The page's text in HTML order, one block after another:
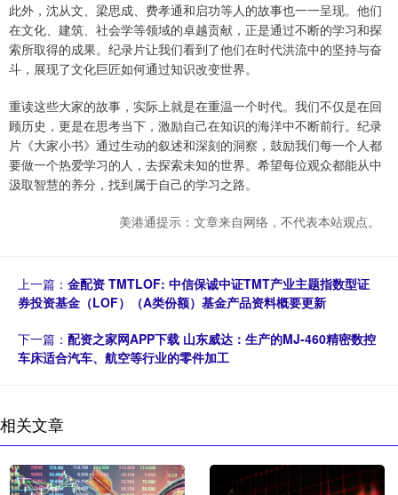
此外，沈从文、梁思成、费孝通和启功等人的故事也一一呈现。他们
在文化、建筑、社会学等领域的卓越贡献，正是通过不断的学习和探
索所取得的成果。纪录片让我们看到了他们在时代洪流中的坚持与奋
斗，展现了文化巨匠如何通过知识改变世界。
重读这些大家的故事，实际上就是在重温一个时代。我们不仅是在回
顾历史，更是在思考当下，激励自己在知识的海洋中不断前行。纪录
片《大家小书》通过生动的叙述和深刻的洞察，鼓励我们每一个人都
要做一个热爱学习的人，去探索未知的世界。希望每位观众都能从中
汲取智慧的养分，找到属于自己的学习之路。
美港通提示：文章来自网络，不代表本站观点。
上一篇： 金配资 TMTLOF: 中信保诚中证TMT产业主题指数型证
券投资基金（LOF）（A类份额）基金产品资料概要更新
下一篇： 配资之家网APP下载 山东威达：生产的MJ-460精密数控
车床适合汽车、航空等行业的零件加工
相关文章